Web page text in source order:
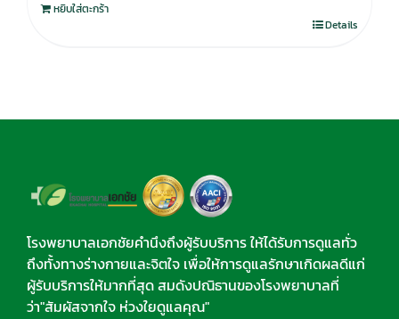
หยิบใส่ตะกร้า
Details
โรงพยาบาลเอกชัยคำนึงถึงผู้รับบริการ ให้ได้รับการดูแลทั่ว
ถึงทั้งทางร่างกายและจิตใจ เพื่อให้การดูแลรักษาเกิดผลดีแก่
ผู้รับบริการให้มากที่สุด สมดังปณิธานของโรงพยาบาลที่
ว่า"สัมผัสจากใจ ห่วงใยดูแลคุณ"